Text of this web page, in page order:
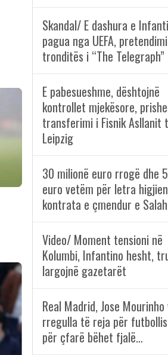
Skandal/ E dashura e
pagua nga UEFA, pretendimi
tronditës i “The Telegraph”
E pabesueshme, dështojnë
kontrollet mjekësore,
transferimi i Fisnik Asllanit
Leipzig
30 milionë euro rrogë dhe
euro vetëm për letra
kontrata e çmendur e Salah
Video/ Moment tensioni në
Kolumbi, Infantino hesht,
largojnë gazetarët
Real Madrid, Jose Mourinho
rregulla të reja për
për çfarë bëhet fjalë…